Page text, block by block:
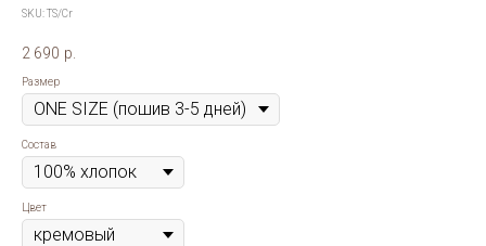
SKU:TS/Cr
2 690 р.
Размер
Состав
Цвет